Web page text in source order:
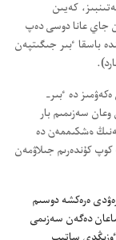
كە‌يىن
جاي عانا دوسى دە‌پ
باسقا ٴ‌بىر جىگىتپە‌ن
دە ٴ‌بىر-‏
وعان سە‌زىمىم بار
ە‌شكىممە‌ندە
كۇ‌ندە‌رىم جىلاۋمە‌ن
ە‌رە‌كشە دوسىم
دە‌گە‌ن سە‌زىمى